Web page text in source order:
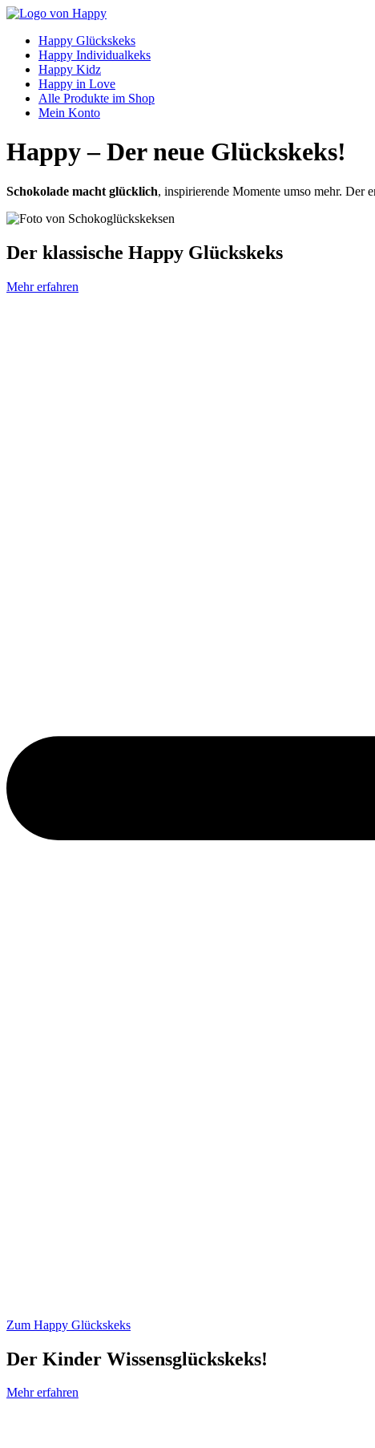
Happy Glückskeks
Happy Individualkeks
Happy Kidz
Happy in Love
Alle Produkte im Shop
Mein Konto
Happy – Der neue Glückskeks!
Schokolade macht glücklich, inspirierende Momente umso mehr. Der
Der klassische Happy Glückskeks
Mehr erfahren
Zum Happy Glückskeks
Der Kinder Wissensglückskeks!
Mehr erfahren